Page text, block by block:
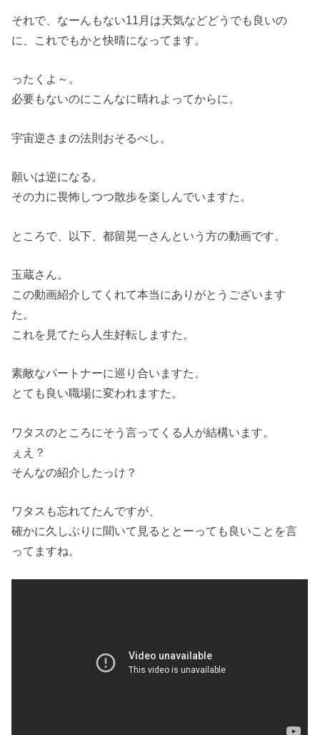
それで、なーんもない11月は天気などどうでも良いの
に、これでもかと快晴になってます。
ったくよ～。
必要もないのにこんなに晴れよってからに。
宇宙逆さまの法則おそるべし。
願いは逆になる。
その力に畏怖しつつ散歩を楽しんでいますた。
ところで、以下、都留晃一さんという方の動画です。
玉蔵さん。
この動画紹介してくれて本当にありがとうございます
た。
これを見てたら人生好転しますた。
素敵なパートナーに巡り合いますた。
とても良い職場に変われますた。
ワタスのところにそう言ってくる人が結構います。
ぇえ？
そんなの紹介したっけ？
ワタスも忘れてたんですが、
確かに久しぶりに聞いて見るととーっても良いことを言
ってますね。